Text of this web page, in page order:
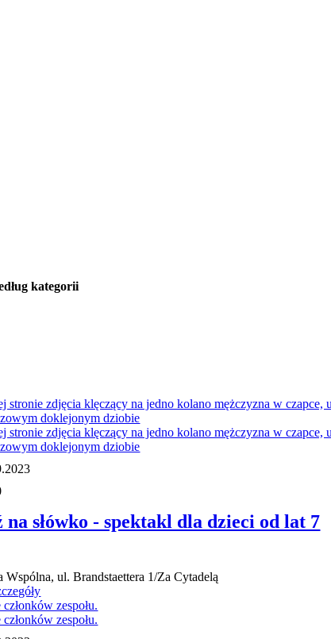
kategorii
na słówko - spektakl dla dzieci od lat 7
Wspólna, ul. Brandstaettera 1/Za Cytadelą